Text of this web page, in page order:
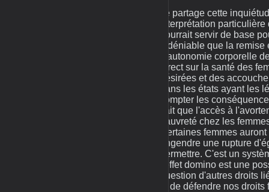
Je partage cette
interprétation
pourrait servir de base
indéniable que la
d'autonomie corporelle
direct sur la santé des
désirées et des
dans les états ayant les
compter les
sait que l'accès à
pauvreté chez les
Certaines femmes
engendre une rupture
permettre. C'est un
l'effet domino est une
question d'autres droits
et de défendre nos